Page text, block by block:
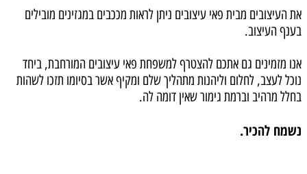
את העיצובים מבית פאי עיצובים ניתן לראות מככבים במגזינים מובילים
בענף העיצוב.
אנו מזמינים גם אתכם להצטרף למשפחת פאי עיצובים המורחבת, ביחד
נוכל לעצב, לחלום וליהנות מתהליך שלם ומקיף אשר בסיומו תזכו לשהות
בחלל מרהיב וברמת גימור שאין דומה לה.
נשמח להכיר.